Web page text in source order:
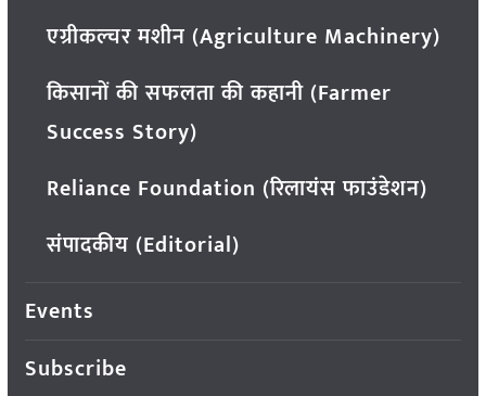
एग्रीकल्चर मशीन (Agriculture Machinery)
किसानों की सफलता की कहानी (Farmer
Success Story)
Reliance Foundation (रिलायंस फाउंडेशन)
संपादकीय (Editorial)
Events
Subscribe